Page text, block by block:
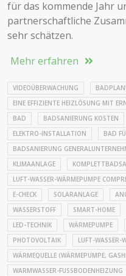
für das kommende Jahr
partnerschaftliche
sehr schätzen.
Mehr erfahren
VIDEOÜBERWACHUNG
EINE EFFIZIENTE HEIZLÖSUNG MIT
BAD
BADSANIERUNG KOSTEN
ELEKTRO-INSTALLATION
BAD
BADSANIERUNG
KLIMAANLAGE
LUFT-WASSER-WÄRMEPUMPE
E-CHECK
SOLARANLAGE
WASSERSTOFF
SMART-HOME
LED-TECHNIK
WÄRMEPUMPE
PHOTOVOLTAIK
LUFT-WASSER-
WÄRMEQUELLE (WÄRMEPUMPE,
WARMWASSER-FUSSBODENHEIZUNG